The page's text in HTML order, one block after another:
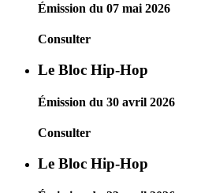
Émission du 07 mai 2026
Consulter
Le Bloc Hip-Hop
Émission du 30 avril 2026
Consulter
Le Bloc Hip-Hop